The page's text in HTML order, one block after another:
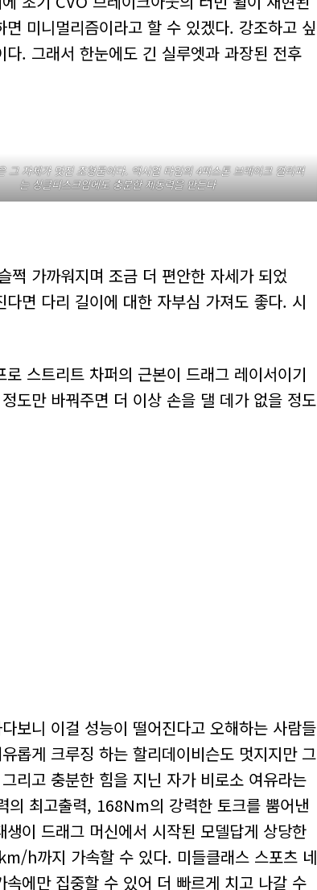
미니멀리즘이라고 할 수 있겠다. 강조하고 싶
. 그래서 한눈에도 긴 실루엣과 과장된 전후
그 자체가 멋진 조형물이다. 액시얼 타입의 4피스톤 브레이크 캘리퍼
는 싱글디스크임에도 충분한 제동력을 만든다
쩍 가까워지며 조금 더 편안한 자세가 되었
면 다리 길이에 대한 자부심 가져도 좋다. 시
스트리트 차퍼의 근본이 드래그 레이서이기
도만 바꿔주면 더 이상 손을 댈 데가 없을 정도
보니 이걸 성능이 떨어진다고 오해하는 사람들
롭게 크루징 하는 할리데이비슨도 멋지지만 그
리고 충분한 힘을 지닌 자가 비로소 여유라는
최고출력, 168Nm의 강력한 토크를 뿜어낸
이 드래그 머신에서 시작된 모델답게 상당한
h까지 가속할 수 있다. 미들클래스 스포츠 네
에만 집중할 수 있어 더 빠르게 치고 나갈 수